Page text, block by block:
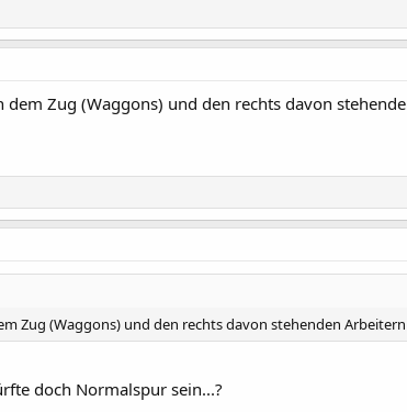
dem Zug (Waggons) und den rechts davon
Zug (Waggons) und den rechts davon stehenden
doch Normalspur sein...?